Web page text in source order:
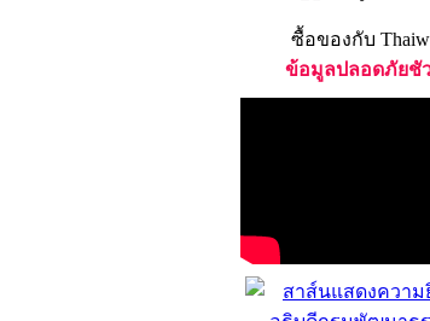
ซื้อของกับ
ข้อมูลปลอดภัยชัว